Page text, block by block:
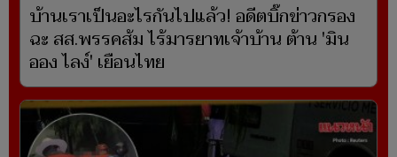
บ้านเราเป็นอะไรกันไปแล้ว! อดีตบิ๊กข่าวกรอง
ฉะ สส.พรรคส้ม ไร้มารยาทเจ้าบ้าน ต้าน 'มิน
ออง ไลง์' เยือนไทย